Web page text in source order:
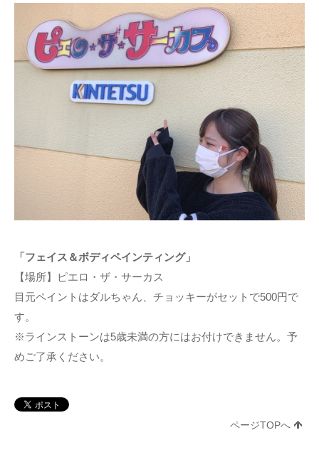
「フェイス＆ボディペインティング」
【場所】ピエロ・ザ・サーカス
目元ペイントはダルちゃん、チョッキーがセットで500円で
す。
※ラインストーンは5歳未満の方にはお付けできません。予
めご了承ください。
ページTOPへ